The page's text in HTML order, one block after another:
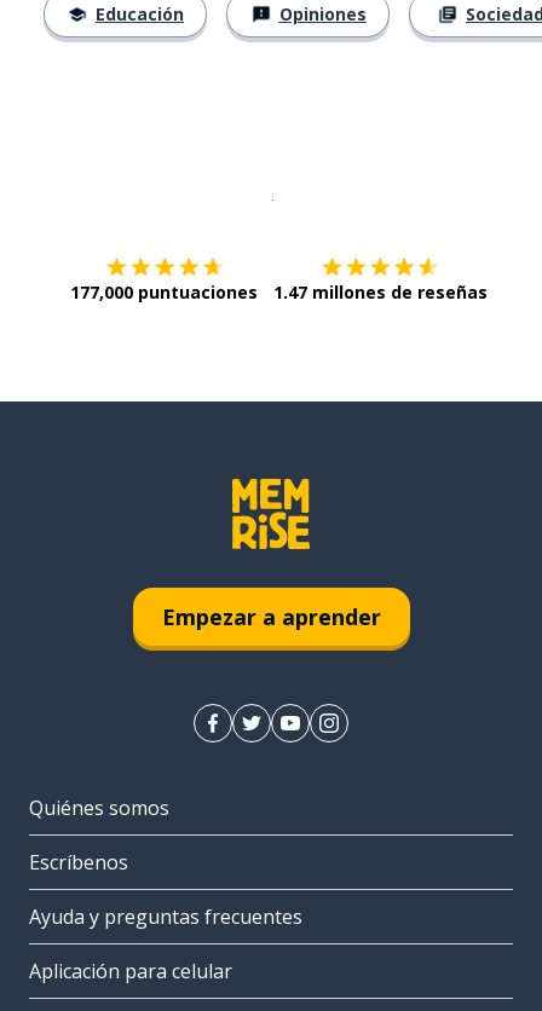
Educación Opiniones
177,000 puntuaciones 1.47 millones de reseñas
Empezar a aprender
Quiénes somos
Escríbenos
Ayuda y preguntas frecuentes
Aplicación para celular